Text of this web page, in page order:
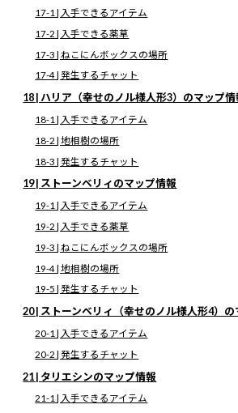
テイルズオブベルセ
QiQoe トップページ
ベルセリア 全マップまとめ【テイルズオブベルセリ
ベルセリア 全マップま
ズオブベルセリア攻略】
最
終
新
時
17-1 | 入手できるアイテム
17-2 | 入手できる薬草
17-3 | ねこにんボックスの場所
17-4 | 発生するチャット
18 | ハリア（幸せのノル様人形3）のマップ情
18-1 | 入手できるアイテム
18-2 | 地相樹の場所
18-3 | 発生するチャット
19 | ストーンベリィのマップ情報
19-1 | 入手できるアイテム
19-2 | 入手できる薬草
19-3 | ねこにんボックスの場所
19-4 | 地相樹の場所
19-5 | 発生するチャット
20 | ストーンベリィ（幸せのノル様人形4）の
20-1 | 入手できるアイテム
20-2 | 発生するチャット
21 | タリエシンのマップ情報
21-1 | 入手できるアイテム